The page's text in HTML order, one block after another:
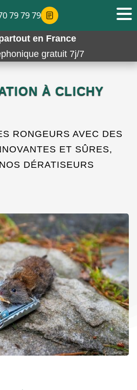
en France
gratuit 7j/7
À CLICHY
RONGEURS AVEC DES
ET SÛRES,
DÉRATISEURS
79 79 79